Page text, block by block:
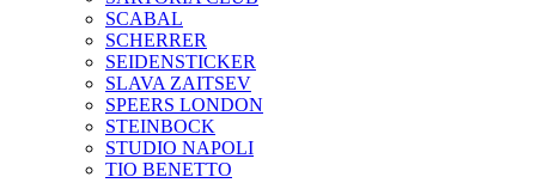
SCABAL
SCHERRER
SEIDENSTICKER
SLAVA ZAITSEV
SPEERS LONDON
STEINBOCK
STUDIO NAPOLI
TIO BENETTO